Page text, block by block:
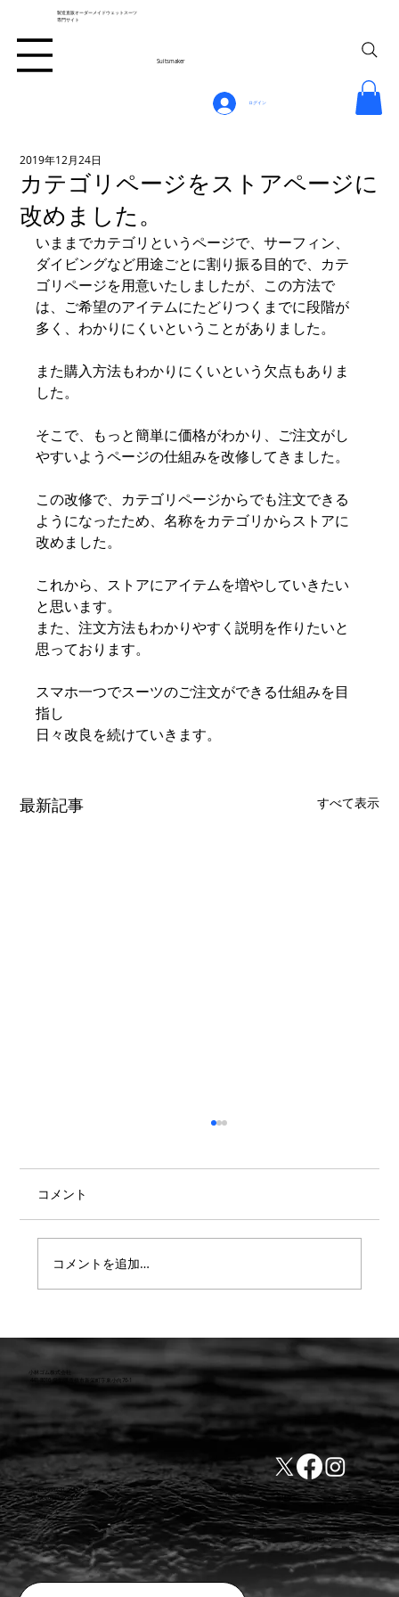
Suitsmaker
製造直販オーダーメイドウェットスーツ
専門サイト
ログイン
カテゴリページをストアページに
改めました。
2019年12月24日
いままでカテゴリというページで、サーフィン、
ダイビングなど用途ごとに割り振る目的で、カテ
ゴリページを用意いたしましたが、この方法で
は、ご希望のアイテムにたどりつくまでに段階が
多く、わかりにくいということがありました。
また購入方法もわかりにくいという欠点もありま
した。
そこで、もっと簡単に価格がわかり、ご注文がし
やすいようページの仕組みを改修してきました。
この改修で、カテゴリページからでも注文できる
ようになったため、名称をカテゴリからストアに
改めました。
これから、ストアにアイテムを増やしていきたい
と思います。
また、注文方法もわかりやすく説明を作りたいと
思っております。
スマホ一つでスーツのご注文ができる仕組みを目
指し
日々改良を続けていきます。
最新記事 すべて表示
らせ
コメント
コメントを追加…
小林ゴム株式会社
441-8016 愛知県豊橋市新栄町字東小向76-1
TEL:0532-31-4646
FAX:0532-32-6810
​会社概要
​利用規約